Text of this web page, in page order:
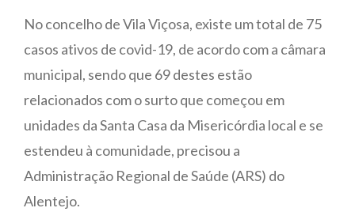
No concelho de Vila Viçosa, existe um total de 75
casos ativos de covid-19, de acordo com a câmara
municipal, sendo que 69 destes estão
relacionados com o surto que começou em
unidades da Santa Casa da Misericórdia local e se
estendeu à comunidade, precisou a
Administração Regional de Saúde (ARS) do
Alentejo.